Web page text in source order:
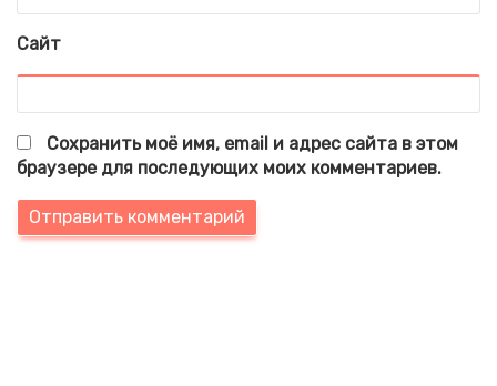
Сайт
Сохранить моё имя, email и адрес сайта в этом
браузере для последующих моих комментариев.